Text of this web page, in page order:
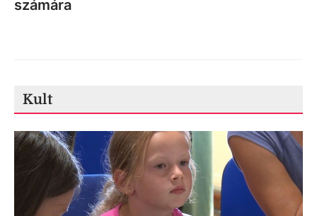
számára
Kult